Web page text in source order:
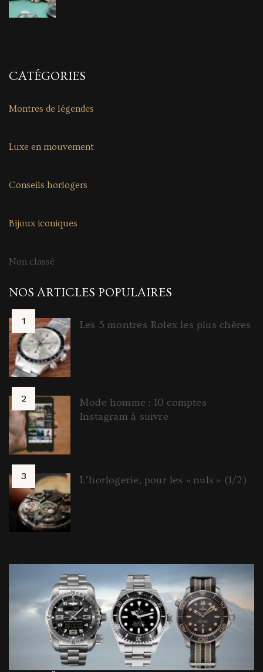
CATÉGORIES
Montres de légendes
Luxe en mouvement
Conseils horlogers
Bijoux iconiques
Non classé
NOS ARTICLES POPULAIRES
Les 5 montres Rolex les plus chères
Mode homme : 10 comptes
Instagram à suivre
L’horlogerie, pour les « nuls » (1/2)